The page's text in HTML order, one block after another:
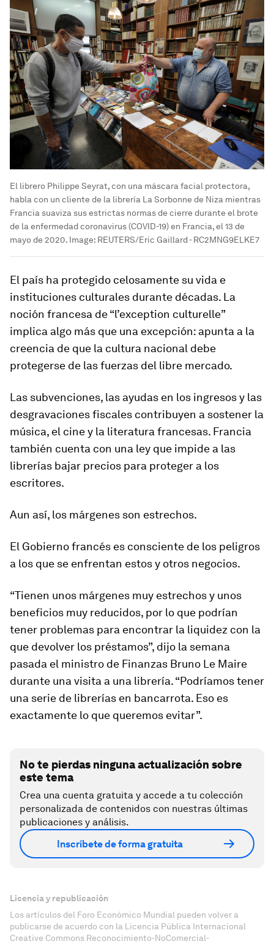
El librero Philippe Seyrat, con una máscara facial protectora,
habla con un cliente de la librería La Sorbonne de Niza mientras
Francia suaviza sus estrictas normas de cierre durante el brote
de la enfermedad coronavirus (COVID-19) en Francia, el 13 de
mayo de 2020. Image: REUTERS/Eric Gaillard - RC2MNG9ELKE7
El país ha protegido celosamente su vida e
instituciones culturales durante décadas. La
noción francesa de “l’exception culturelle”
implica algo más que una excepción: apunta a la
creencia de que la cultura nacional debe
protegerse de las fuerzas del libre mercado.
Las subvenciones, las ayudas en los ingresos y las
desgravaciones fiscales contribuyen a sostener la
música, el cine y la literatura francesas. Francia
también cuenta con una ley que impide a las
librerías bajar precios para proteger a los
escritores.
Aun así, los márgenes son estrechos.
El Gobierno francés es consciente de los peligros
a los que se enfrentan estos y otros negocios.
“Tienen unos márgenes muy estrechos y unos
beneficios muy reducidos, por lo que podrían
tener problemas para encontrar la liquidez con la
que devolver los préstamos”, dijo la semana
pasada el ministro de Finanzas Bruno Le Maire
durante una visita a una librería. “Podríamos tener
una serie de librerías en bancarrota. Eso es
exactamente lo que queremos evitar”.
No te pierdas ninguna actualización sobre
este tema
Crea una cuenta gratuita y accede a tu colección
personalizada de contenidos con nuestras últimas
publicaciones y análisis.
Inscríbete de forma gratuita
Licencia y republicación
Los artículos del Foro Económico Mundial pueden volver a
publicarse de acuerdo con la Licencia Pública Internacional
Creative Commons Reconocimiento-NoComercial-